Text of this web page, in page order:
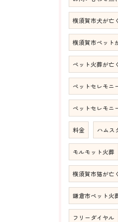
横須賀市犬が亡
横須賀市ペット
ペット火葬が亡
ペットセレモニ
ペットセレモニ
料金 ハムス
モルモット火葬
横須賀市猫が亡
鎌倉市ペット火
フリーダイヤル